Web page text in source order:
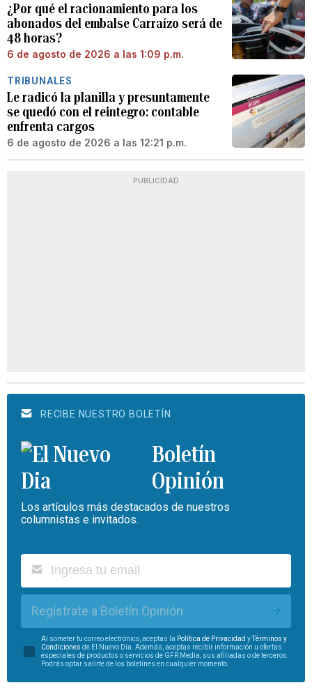
¿Por qué el racionamiento para los
abonados del embalse Carraízo será de
48 horas?
6 de agosto de 2026 a las 1:09 p.m.
TRIBUNALES
Le radicó la planilla y presuntamente
se quedó con el reintegro: contable
enfrenta cargos
6 de agosto de 2026 a las 12:21 p.m.
PUBLICIDAD
RECIBE NUESTRO BOLETÍN
Boletín
Opinión
Los artículos más destacados de nuestros
columnistas e invitados.
Regístrate a Boletín Opinión
Al someter tu correo electrónico, aceptas la Política de Privacidad yTérminos y
Condiciones de El Nuevo Día. Además, aceptas recibir información u ofertas
especiales de productos o servicios de GFR Media, sus afiliadas o de terceros.
Podrás optar salirte de los boletines en cualquier momento.